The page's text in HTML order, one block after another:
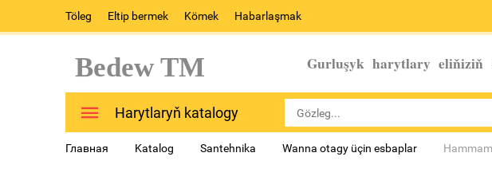
Töleg Eltip bermek Kömek Habarlaşmak
Bedew TM Gurluşyk harytlary eliňiziň
Harytlaryň katalogy
Главная Katalog Santehnika Wanna otagy üçin esbaplar